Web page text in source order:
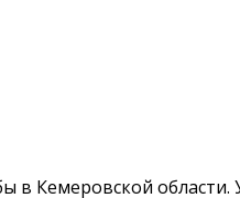
Кемеровской